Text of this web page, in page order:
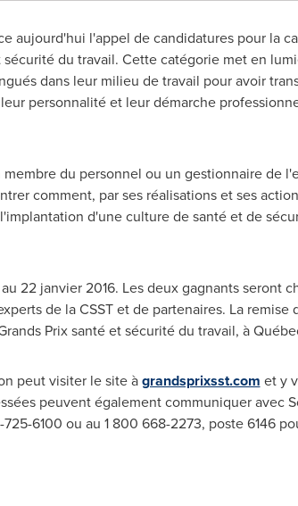
aujourd'hui l'appel de candidatures pour la
du travail. Cette catégorie met en
dans leur milieu de travail pour avoir
personnalité et leur démarche
du personnel ou un gestionnaire de
comment, par ses réalisations et ses
d'une culture de santé et de
22 janvier 2016. Les deux gagnants seront
de la CSST et de partenaires. La remise
Prix santé et sécurité du travail, à
peut visiter le site àgrandsprixsst.com et y
peuvent également communiquer avec
6100 ou au 1 800 668-2273, poste 6146